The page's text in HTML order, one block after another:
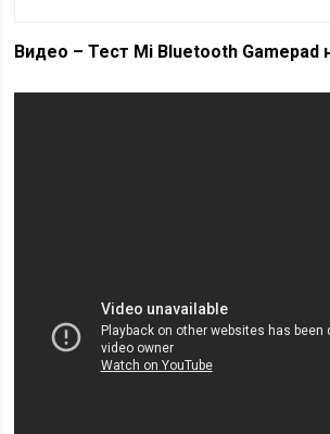
Видео – Тест Mi Bluetooth Gamepad